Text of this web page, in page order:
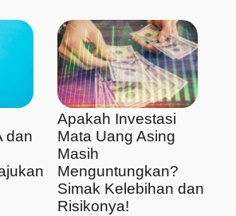
dan
Apakah Investasi
Mata Uang Asing
Masih
Menguntungkan?
Simak Kelebihan dan
Risikonya!